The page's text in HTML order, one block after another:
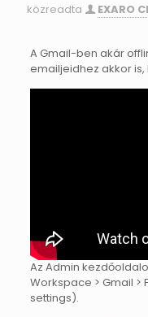
közreadta EXARO
A Gmail-ben akár
emailjeidhez akkor
Az Admin
Workspace > Gmail
settings).